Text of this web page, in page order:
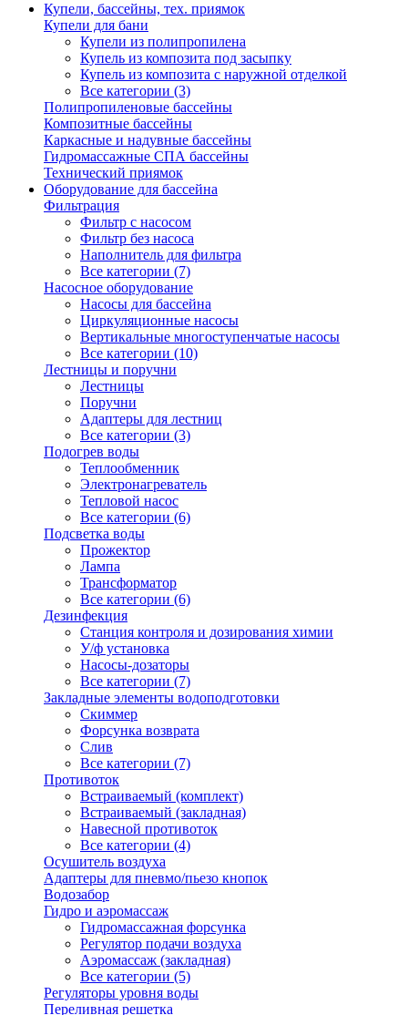
Купели, бассейны, тех. приямок
Купели для бани
Купели из полипропилена
Купель из композита под засыпку
Купель из композита с наружной отделкой
Все категории (3)
Полипропиленовые бассейны
Композитные бассейны
Каркасные и надувные бассейны
Гидромассажные СПА бассейны
Технический приямок
Оборудование для бассейна
Фильтрация
Фильтр с насосом
Фильтр без насоса
Наполнитель для фильтра
Все категории (7)
Насосное оборудование
Насосы для бассейна
Циркуляционные насосы
Вертикальные многоступенчатые насосы
Все категории (10)
Лестницы и поручни
Лестницы
Поручни
Адаптеры для лестниц
Все категории (3)
Подогрев воды
Теплообменник
Электронагреватель
Тепловой насос
Все категории (6)
Подсветка воды
Прожектор
Лампа
Трансформатор
Все категории (6)
Дезинфекция
Станция контроля и дозирования химии
У/ф установка
Насосы-дозаторы
Все категории (7)
Закладные элементы водоподготовки
Скиммер
Форсунка возврата
Слив
Все категории (7)
Противоток
Встраиваемый (комплект)
Встраиваемый (закладная)
Навесной противоток
Все категории (4)
Осушитель воздуха
Адаптеры для пневмо/пьезо кнопок
Водозабор
Гидро и аэромассаж
Гидромассажная форсунка
Регулятор подачи воздуха
Аэромассаж (закладная)
Все категории (5)
Регуляторы уровня воды
Переливная решетка